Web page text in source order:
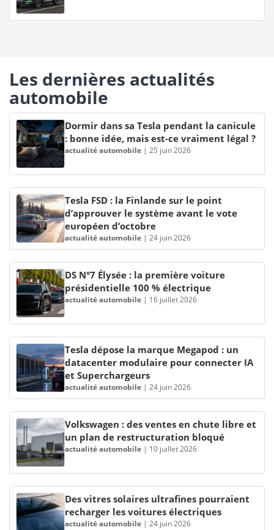
Les dernières actualités
automobile
Dormir dans sa Tesla pendant la canicule
: bonne idée, mais est-ce vraiment légal ?
actualité automobile | 25 juin 2026
Tesla FSD : la Finlande sur le point
d’approuver le système avant le vote
européen d’octobre
actualité automobile | 24 juin 2026
DS N°7 Élysée : la première voiture
présidentielle 100 % électrique
actualité automobile | 16 juillet 2026
Tesla dépose la marque Megapod : un
datacenter modulaire pour connecter IA
et Superchargeurs
actualité automobile | 24 juin 2026
Volkswagen : des ventes en chute libre et
un plan de restructuration bloqué
actualité automobile | 10 juillet 2026
Des vitres solaires ultrafines pourraient
recharger les voitures électriques
actualité automobile | 24 juin 2026